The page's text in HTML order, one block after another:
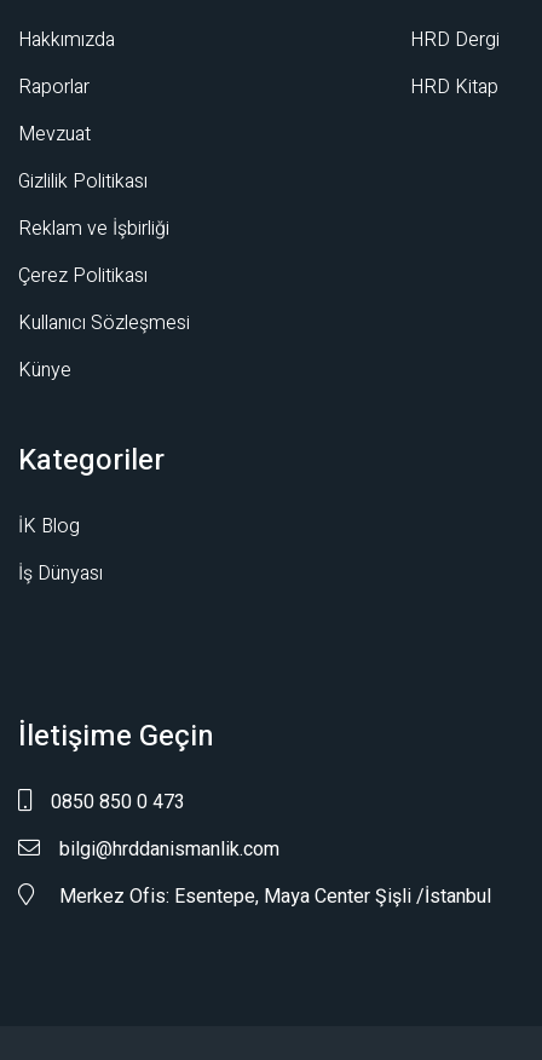
Hakkımızda
Raporlar
Mevzuat
Gizlilik Politikası
Reklam ve İşbirliği
Çerez Politikası
Kullanıcı Sözleşmesi
Künye
HRD Dergi
HRD Kitap
Kategoriler
İK Blog
İş Dünyası
İletişime Geçin
0850 850 0 473
bilgi@hrddanismanlik.com
Merkez Ofis: Esentepe, Maya Center Şişli /İstanbul